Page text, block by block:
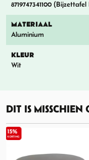
8719747341100
MATERIAAL
Aluminium
KLEUR
Wit
DIT IS MISSCHIEN
23%
KORTING